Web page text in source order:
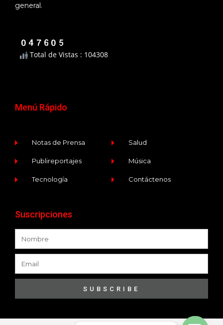
general.
Total de Vistas : 104308
Menú Rápido
Notas de Prensa
Publireportajes
Tecnología
Salud
Música
Contáctenos
Suscripciones
SUBSCRIBE